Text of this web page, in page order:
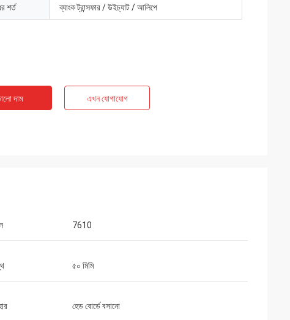
শর্ত ব্যাংক ট্রান্সফার / উইচ্যাট / আলিপে
দাম এখন যোগাযোগ
7610
৫০ মিমি
হেড বোর্ডে বসানো